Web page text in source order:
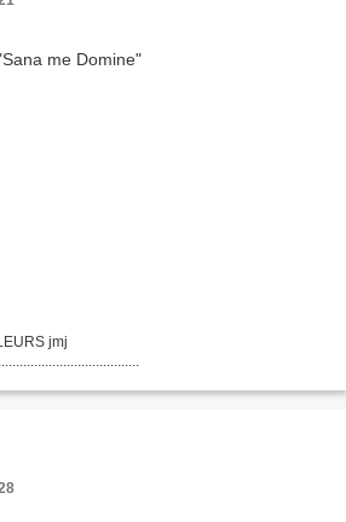
jmj